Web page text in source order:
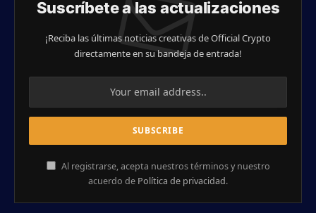
Suscríbete a las actualizaciones
¡Reciba las últimas noticias creativas de Official Crypto
directamente en su bandeja de entrada!
Al registrarse, acepta nuestros términos y nuestro
acuerdo de Política de privacidad.